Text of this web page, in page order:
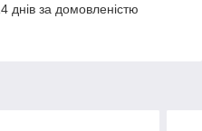
днів за домовленістю